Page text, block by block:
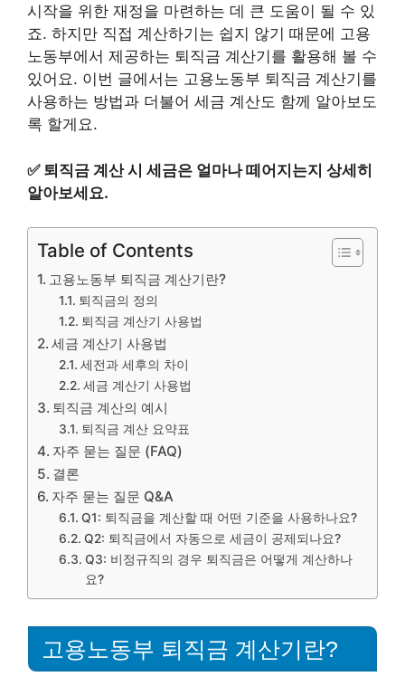
시작을 위한 재정을 마련하는 데 큰 도움이 될 수 있
죠. 하지만 직접 계산하기는 쉽지 않기 때문에 고용
노동부에서 제공하는 퇴직금 계산기를 활용해 볼 수
있어요. 이번 글에서는 고용노동부 퇴직금 계산기를
사용하는 방법과 더불어 세금 계산도 함께 알아보도
록 할게요.
✅ 퇴직금 계산 시 세금은 얼마나 떼어지는지 상세히
알아보세요.
Table of Contents
고용노동부 퇴직금 계산기란?
퇴직금의 정의
퇴직금 계산기 사용법
세금 계산기 사용법
세전과 세후의 차이
세금 계산기 사용법
퇴직금 계산의 예시
퇴직금 계산 요약표
자주 묻는 질문 (FAQ)
결론
자주 묻는 질문 Q&A
Q1: 퇴직금을 계산할 때 어떤 기준을 사용하나요?
Q2: 퇴직금에서 자동으로 세금이 공제되나요?
Q3: 비정규직의 경우 퇴직금은 어떻게 계산하나
요?
고용노동부 퇴직금 계산기란?